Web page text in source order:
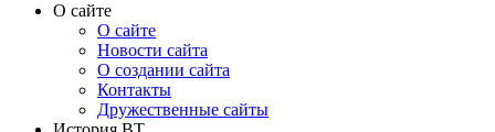
О сайте
О сайте
Новости сайта
О создании сайта
Контакты
Дружественные сайты